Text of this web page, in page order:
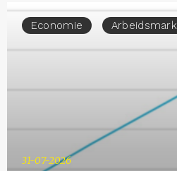
Economie
31-07-2026